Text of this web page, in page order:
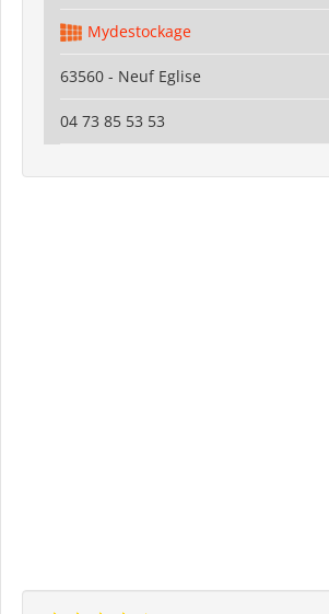
Mydestockage
63560 - Neuf Eglise
04 73 85 53 53